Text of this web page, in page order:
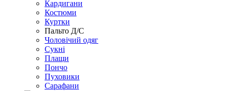
Кардигани
Костюми
Куртки
Пальто Д/С
Чоловічий одяг
Сукні
Плащи
Пончо
Пуховики
Сарафани